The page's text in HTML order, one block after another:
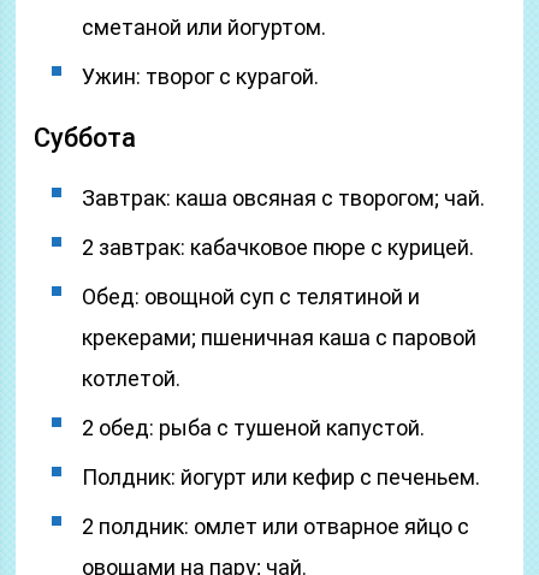
сметаной или йогуртом.
Ужин: творог с курагой.
Суббота
Завтрак: каша овсяная с творогом; чай.
2 завтрак: кабачковое пюре с курицей.
Обед: овощной суп с телятиной и
крекерами; пшеничная каша с паровой
котлетой.
2 обед: рыба с тушеной капустой.
Полдник: йогурт или кефир с печеньем.
2 полдник: омлет или отварное яйцо с
овощами на пару; чай.